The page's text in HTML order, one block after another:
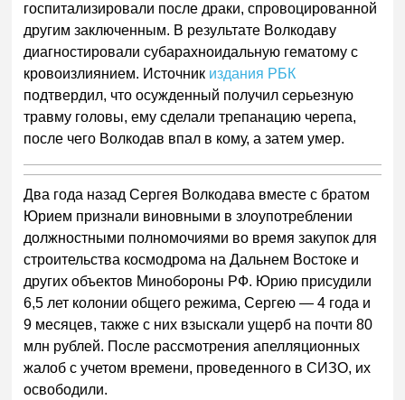
госпитализировали после драки, спровоцированной
другим заключенным. В результате Волкодаву
диагностировали субарахноидальную гематому с
кровоизлиянием. Источник издания РБК
подтвердил, что осужденный получил серьезную
травму головы, ему сделали трепанацию черепа,
после чего Волкодав впал в кому, а затем умер.
Два года назад Сергея Волкодава вместе с братом
Юрием признали виновными в злоупотреблении
должностными полномочиями во время закупок для
строительства космодрома на Дальнем Востоке и
других объектов Минобороны РФ. Юрию присудили
6,5 лет колонии общего режима, Сергею — 4 года и
9 месяцев, также с них взыскали ущерб на почти 80
млн рублей. После рассмотрения апелляционных
жалоб с учетом времени, проведенного в СИЗО, их
освободили.